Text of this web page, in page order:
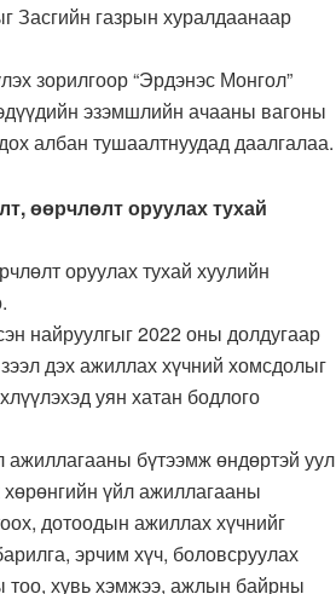
Засгийн газрын хуралдаанаар
зорилгоор “Эрдэнэс Монгол”
эзэмшлийн ачааны вагоны
албан тушаалтнуудад даалгалаа.
өөрчлөлт оруулах тухай
оруулах тухай хуулийн
найруулгыг 2022 оны долдугаар
дэх ажиллах хүчний хомсдолыг
уян хатан бодлого
ажиллагааны бүтээмж өндөртэй уул
үйл ажиллагааны
дотоодын ажиллах хүчнийг
эрчим хүч, боловсруулах
тоо, хувь хэмжээ, ажлын байрны